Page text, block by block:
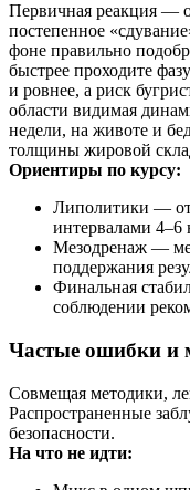
Первичная реакция —
постепенное
фоне правильно
быстрее проходите
и ровнее, а риск
области видимая
недели, на животе и
толщины жировой
Ориентиры по курсу:
Липолитики — от
интервалами 4–6
Мезодренаж —
поддержания
Финальная
соблюдении
Частые ошибки
Совмещая методики,
Распространенные
безопасности.
На что не идти: